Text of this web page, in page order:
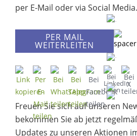
per E-Mail oder via Social
PER MAIL
WEITERLEITEN
Freuen Sie sich auf unseren
bekommen Sie ab jetzt
Updates zu unseren Aktionen